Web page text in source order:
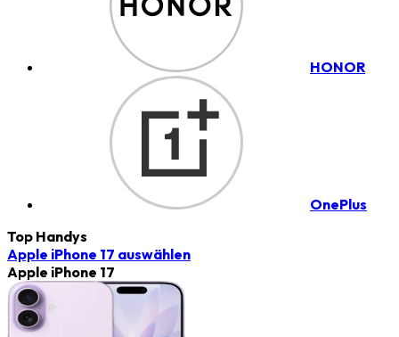
HONOR
OnePlus
Top Handys
Apple iPhone 17 auswählen
Apple iPhone 17